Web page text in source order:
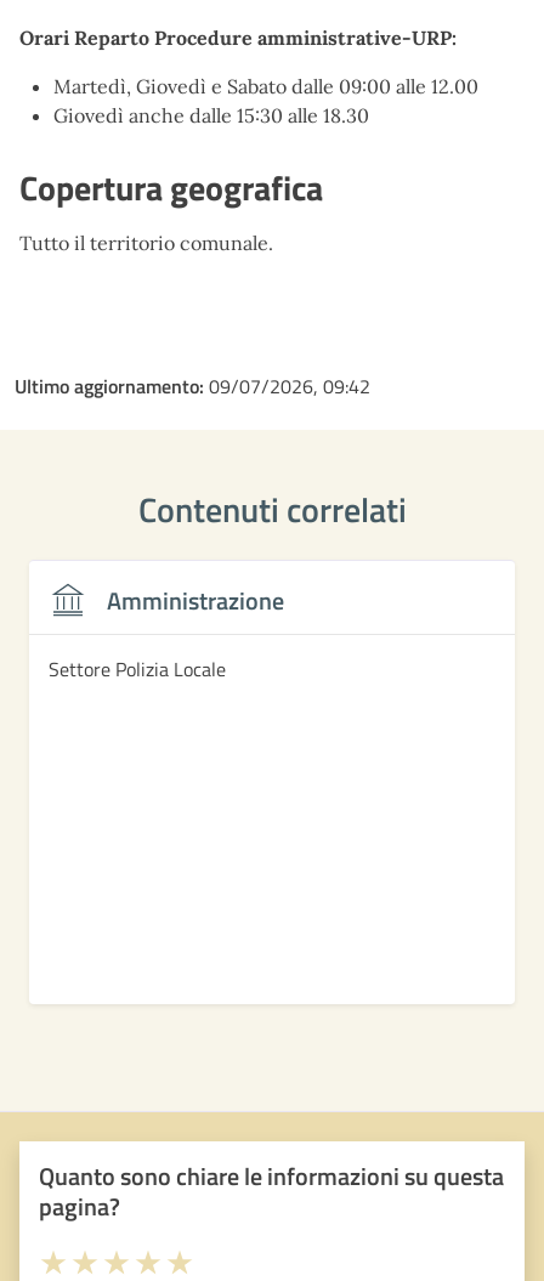
Orari Reparto Procedure amministrative-URP:
Martedì, Giovedì e Sabato dalle 09:00 alle 12.00
Giovedì anche dalle 15:30 alle 18.30
Copertura geografica
Tutto il territorio comunale.
Ultimo aggiornamento: 09/07/2026, 09:42
Contenuti correlati
Amministrazione
Settore Polizia Locale
Quanto sono chiare le informazioni su questa
pagina?